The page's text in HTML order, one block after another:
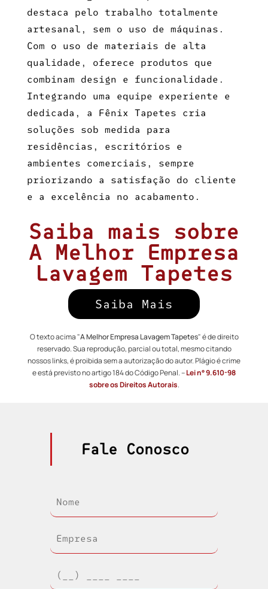
destaca pelo trabalho totalmente
artesanal, sem o uso de máquinas.
Com o uso de materiais de alta
qualidade, oferece produtos que
combinam design e funcionalidade.
Integrando uma equipe experiente e
dedicada, a Fênix Tapetes cria
soluções sob medida para
residências, escritórios e
ambientes comerciais, sempre
priorizando a satisfação do cliente
e a excelência no acabamento.
Saiba mais sobre
A Melhor Empresa
Lavagem Tapetes
Saiba Mais
O texto acima "A Melhor Empresa Lavagem Tapetes" é de direito
reservado. Sua reprodução, parcial ou total, mesmo citando
nossos links, é proibida sem a autorização do autor. Plágio é crime
e está previsto no artigo 184 do Código Penal. –Lei n° 9.610-98
sobre os Direitos Autorais.
Fale Conosco